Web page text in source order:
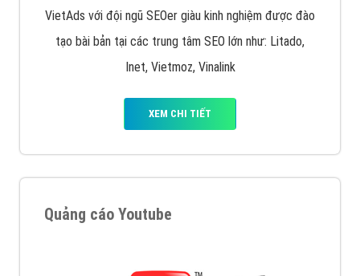
VietAds với đội ngũ SEOer giàu kinh nghiệm được đào
tạo bài bản tại các trung tâm SEO lớn như: Litado,
Inet, Vietmoz, Vinalink
XEM CHI TIẾT
Quảng cáo Youtube